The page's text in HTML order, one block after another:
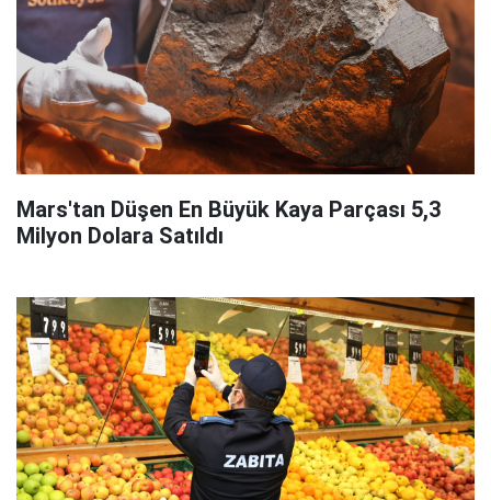
Mars'tan Düşen En Büyük Kaya Parçası 5,3
Milyon Dolara Satıldı